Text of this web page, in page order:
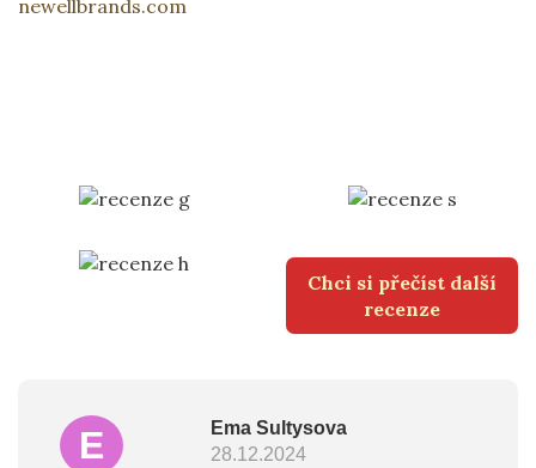
newellbrands.com
Chci si přečíst další
recenze
E
Ema Sultysova
28.12.2024